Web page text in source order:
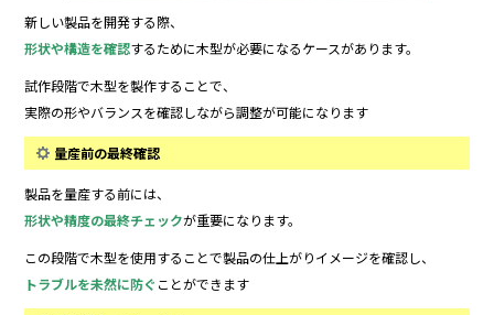
新しい製品を開発する際、
形状や構造を確認するために木型が必要になるケースがあります。
試作段階で木型を製作することで、
実際の形やバランスを確認しながら調整が可能になります
量産前の最終確認
製品を量産する前には、
形状や精度の最終チェックが重要になります。
この段階で木型を使用することで製品の仕上がりイメージを確認し、
トラブルを未然に防ぐ ことができます